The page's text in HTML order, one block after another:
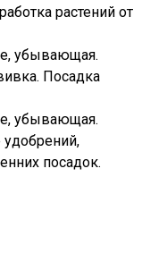
растений от
убывающая.
Посадка
убывающая.
посадок.